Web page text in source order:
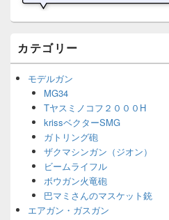
バ
ウ
ィ
ェ
カテゴリー
モデルガン
MG34
Tヤスミノコフ２０００H
krissベクターSMG
ガトリング砲
ザクマシンガン（ジオン）
ビームライフル
ボウガン火竜砲
巴マミさんのマスケット銃
エアガン・ガスガン